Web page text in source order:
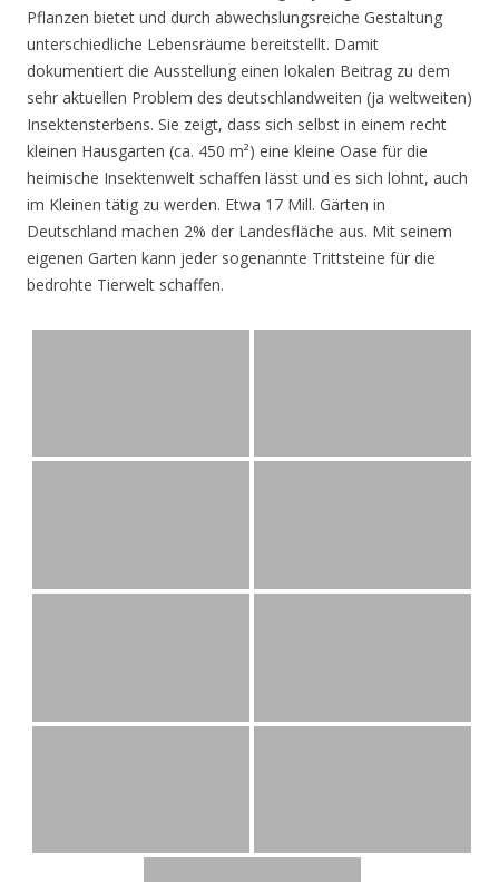
Pflanzen bietet und durch abwechslungsreiche Gestaltung
unterschiedliche Lebensräume bereitstellt. Damit
dokumentiert die Ausstellung einen lokalen Beitrag zu dem
sehr aktuellen Problem des deutschlandweiten (ja weltweiten)
Insektensterbens. Sie zeigt, dass sich selbst in einem recht
kleinen Hausgarten (ca. 450 m²) eine kleine Oase für die
heimische Insektenwelt schaffen lässt und es sich lohnt, auch
im Kleinen tätig zu werden. Etwa 17 Mill. Gärten in
Deutschland machen 2% der Landesfläche aus. Mit seinem
eigenen Garten kann jeder sogenannte Trittsteine für die
bedrohte Tierwelt schaffen.